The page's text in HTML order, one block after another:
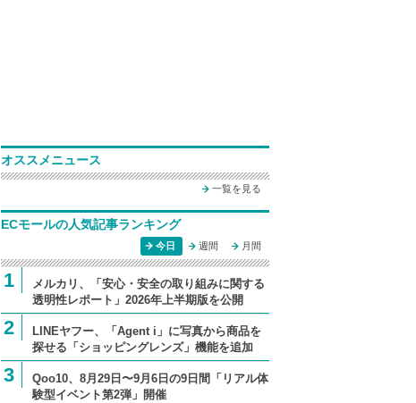
オススメニュース
一覧を見る
ECモールの人気記事ランキング
今日 週間 月間
1
メルカリ、「安心・安全の取り組みに関する
透明性レポート」2026年上半期版を公開
2
LINEヤフー、「Agent i」に写真から商品を
探せる「ショッピングレンズ」機能を追加
3
Qoo10、8月29日〜9月6日の9日間「リアル体
験型イベント第2弾」開催